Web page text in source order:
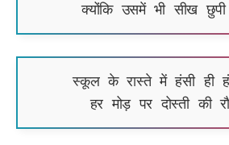
क्योंकि उसमें भी सीख छुपी
स्कूल के रास्ते में हंसी ही
हर मोड़ पर दोस्ती की